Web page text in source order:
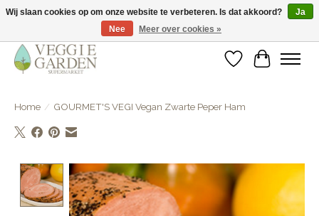
vegan & veggie products | free store pick-up
Verlanglijst
Home / GOURMET'S VEGI Vegan Zwarte Peper Ham
Product image slideshow Items
Wij slaan cookies op om onze website te verbeteren. Is dat akkoord?
Ja
Nee
Meer over cookies »